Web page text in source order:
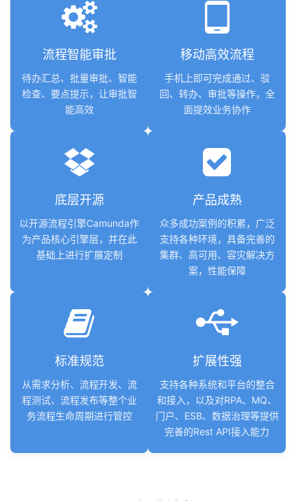
流程智能审批
待办汇总、批量审批、智能
检查、要点提示，让审批智
能高效
移动高效流程
手机上即可完成通过、驳
回、转办、审批等操作，全
面提效业务协作
底层开源
以开源流程引擎Camunda作
为产品核心引擎层，并在此
基础上进行扩展定制
产品成熟
众多成功案例的积累，广泛
支持各种环境，具备完善的
集群、高可用、容灾解决方
案，性能保障
标准规范
从需求分析、流程开发、流
程测试、流程发布等整个业
务流程生命周期进行管控
扩展性强
支持各种系统和平台的整合
和接入，以及对RPA、MQ、
门户、ESB、数据治理等提供
完善的Rest API接入能力